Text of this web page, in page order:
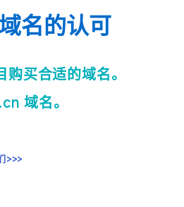
名的认可
买合适的域名。
域名。
>>>